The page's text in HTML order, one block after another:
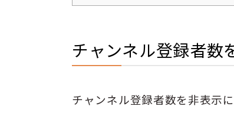
チャンネル登録者数
チャンネル登録者数を非表示